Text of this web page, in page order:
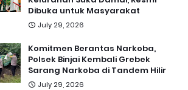
Dibuka untuk Masyarakat
July 29, 2026
Komitmen Berantas Narkoba,
Polsek Binjai Kembali Grebek
Sarang Narkoba di Tandem Hilir
July 29, 2026